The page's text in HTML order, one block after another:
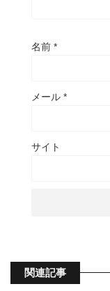
名前 *
メール *
サイト
関連記事